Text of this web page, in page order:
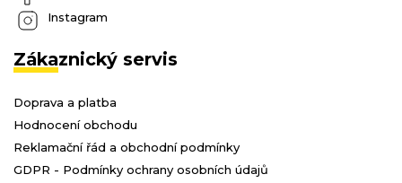
Instagram
Zákaznický servis
Doprava a platba
Hodnocení obchodu
Reklamační řád a obchodní podmínky
GDPR - Podmínky ochrany osobních údajů